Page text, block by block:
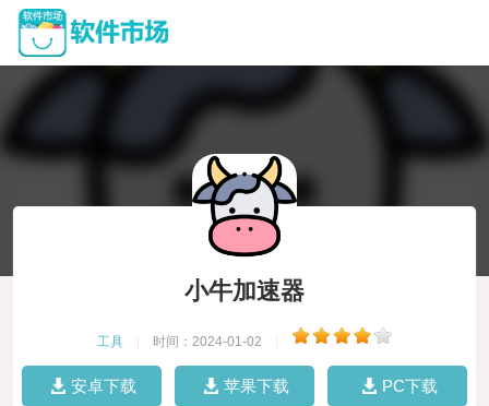
小牛加速器
工具 时间：2024-01-02
安卓下载 苹果下载 PC下载